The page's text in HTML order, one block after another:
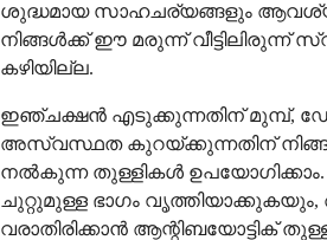
ശുദ്ധമായ സാഹചര്യങ്ങളും
നിങ്ങൾക്ക് ഈ മരുന്ന് വീട്ടിലിരുന്ന്
കഴിയില്ല.
ഇഞ്ചക്ഷൻ എടുക്കുന്നതിന് മുമ്പ്,
അസ്വസ്ഥത കുറയ്ക്കുന്നതിന്
നൽകുന്ന തുള്ളികൾ
ചുറ്റുമുള്ള ഭാഗം
വരാതിരിക്കാൻ ആന്റിബയോട്ടിക്